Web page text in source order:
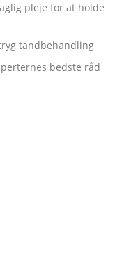
pleje for at holde
tandbehandling
bedste råd